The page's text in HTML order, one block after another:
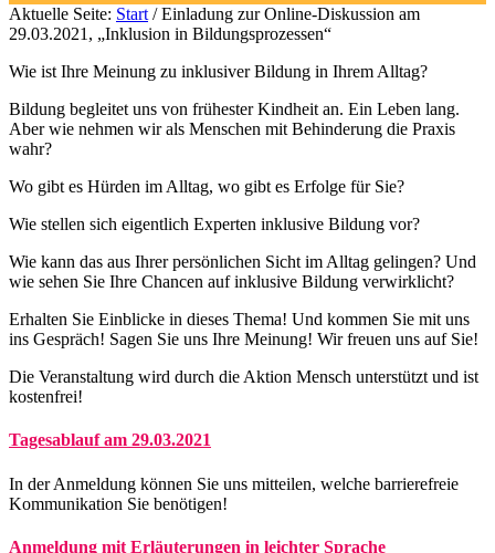
Aktuelle Seite: Start /Einladung zur Online-Diskussion am
29.03.2021, „Inklusion in Bildungsprozessen“
Wie ist Ihre Meinung zu inklusiver Bildung in Ihrem Alltag?
Bildung begleitet uns von frühester Kindheit an. Ein Leben lang.
Aber wie nehmen wir als Menschen mit Behinderung die Praxis
wahr?
Wo gibt es Hürden im Alltag, wo gibt es Erfolge für Sie?
Wie stellen sich eigentlich Experten inklusive Bildung vor?
Wie kann das aus Ihrer persönlichen Sicht im Alltag gelingen? Und
wie sehen Sie Ihre Chancen auf inklusive Bildung verwirklicht?
Erhalten Sie Einblicke in dieses Thema! Und kommen Sie mit uns
ins Gespräch! Sagen Sie uns Ihre Meinung! Wir freuen uns auf Sie!
Die Veranstaltung wird durch die Aktion Mensch unterstützt und ist
kostenfrei!
Tagesablauf am 29.03.2021
In der Anmeldung können Sie uns mitteilen, welche barrierefreie
Kommunikation Sie benötigen!
Anmeldung mit Erläuterungen in leichter Sprache